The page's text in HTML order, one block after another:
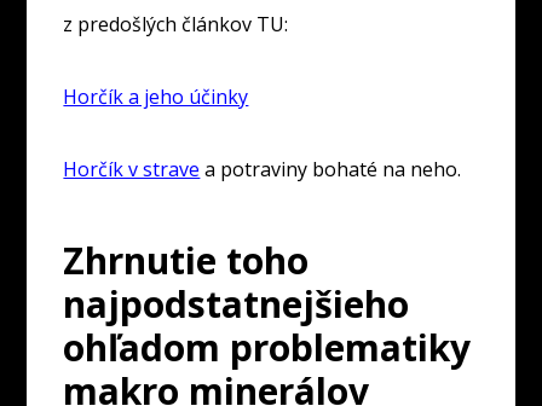
z predošlých článkov TU:
Horčík a jeho účinky
Horčík v strave a potraviny bohaté na neho.
Zhrnutie toho
najpodstatnejšieho
ohľadom problematiky
makro minerálov